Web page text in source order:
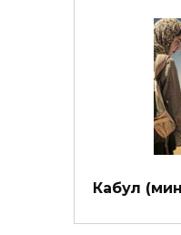
Кабул